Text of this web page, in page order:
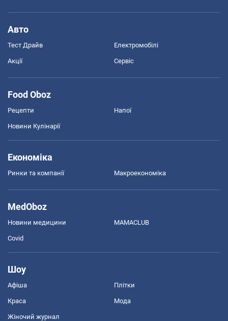
Авто
Тест Драйв Електромобілі
Акції Сервіс
Food Oboz
Рецепти Напої
Новини Кулінарії
Економіка
Ринки та компанії Макроекономіка
MedOboz
Новини медицини MAMACLUB
Covid
Шоу
Афіша Плітки
Краса Мода
Жіночий журнал